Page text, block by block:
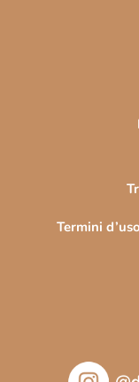
Termini